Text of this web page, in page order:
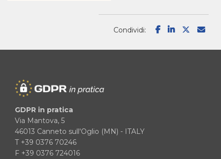
Condividi:
GDPR in pratica
Via Mantova, 5
46013 Canneto sull'Oglio (MN) - ITALY
T +39 0376 70246
F +39 0376 724016